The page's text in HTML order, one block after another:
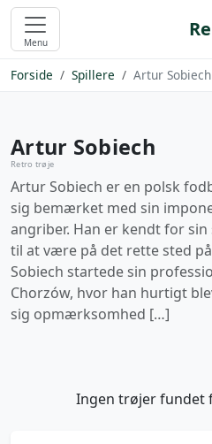
Menu
Forside Spillere Artur Sobiech
Artur Sobiech
Retro trøje
Artur Sobiech er en polsk
sig bemærket med sin
angriber. Han er kendt for
til at være på det rette sted
Sobiech startede sin
Chorzów, hvor han hurtigt
sig opmærksomhed […]
Ingen trøjer fundet